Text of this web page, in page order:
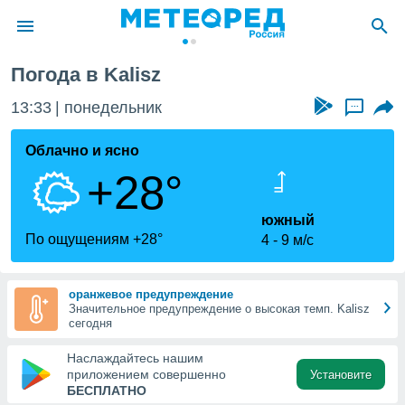
о
Вы можете
к этому
доступ
Погода в Kalisz
13:33 понедельник ...
Облачно и ясно
+28°
По ощущениям +28°
южный
4
9 м/с
оранжевое предупреждение
Значительное предупреждение о высокая темп. Kalisz
сегодня
Наслаждайтесь нашим
приложением совершенно
БЕСПЛАТНО
Установите